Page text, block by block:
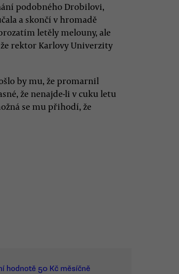
podobného Drobilovi,
a skončí v hromadě
letěly melouny, ale
rektor Karlovy Univerzity
by mu, že promarnil
že nenajde-li v cuku letu
se mu přihodí, že
hodnotě 50 Kč měsíčně